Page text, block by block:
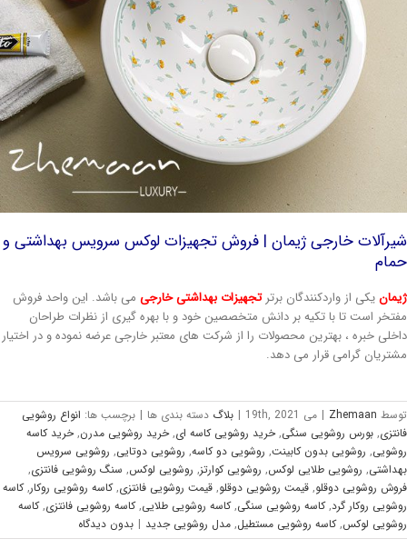
خارجیژیمان | فروش تجهیزات لوکس سرویس بهداشتی و
یکی از واردکنندگان برترتجهیزات بهداشتی خارجیمی باشد. این واحد فروش
است تا با تکیه بر دانش متخصصین خود و با بهره گیری از نظرات طراحان
خبره ، بهترین محصولات را از شرکت های معتبر خارجی عرضه نموده و در اختیار
گرامی قرار می دهد.
Zhemaan
| می 19th, 2021 | بلاگدسته بندی ها | برچسب ها:انواع روشویی
,بورس روشویی سنگی,خرید روشویی کاسه ای,خرید روشویی مدرن,خرید کاسه
,روشویی بدون کابینت,روشویی دو کاسه,روشویی دوتایی,روشویی سرویس
,روشویی طلایی لوکس,روشویی کوارتز,روشویی لوکس,سنگ روشویی فانتزی,
روشویی دوقلو,قیمت روشویی دوقلو,قیمت روشویی فانتزی,کاسه روشویی روکار,کاسه
روکار گرد,کاسه روشویی سنگی,کاسه روشویی طلایی,کاسه روشویی فانتزی,کاسه
لوکس,کاسه روشویی مستطیل,مدل روشویی جدید | بدون ديدگاه